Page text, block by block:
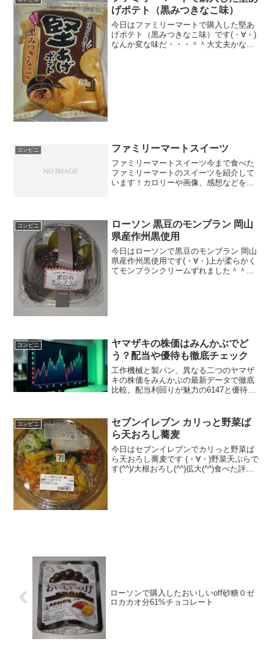
げポテト（黒みつきなこ味）
今日はファミリーマートで購入した堅あ
げポテト（黒みつきなこ味）です(・∀・)
なんか変な味だ・・・＾＾大丈夫かな＾
コンビニ ファミリーマートスイーツ
ファミリーマートスイーツ今まで食べた
ファミリーマートのスイーツを紹介して
います！カロリーや画像、感想などを掲
コンビニ
ローソン 黒豆のモンブラン 岡山
県産作州黒使用
今日はローソンで黒豆のモンブラン 岡山
県産作州黒使用です(・∀・)上が柔らかく
てモンブランクリームずれました＾＾黒
コンビニ
ヤマザキの株価はみんかぶでど
う？配当や優待も徹底チェック
工作機械と製パン、異なる二つのヤマザ
キの株価をみんかぶの最新データで徹底
比較。配当利回りが魅力の6147と優待が
掲示板の口コミを参考に、それぞれの買
い時や将来性を詳しく確認しましょう。
コンビニ
セブンイレブン カリっと野菜ば
ら天おろし蕎麦
今日はセブンイレブンでカリっと野菜ば
ら天おろし蕎麦です (・∀・)野菜天ぷらで
す(^^)/大根おろし(^^)拡大(^^)食べた評価
ローソンで購入したおいしいoff砂糖０ゼ
ロカカオ分61%チョコレート